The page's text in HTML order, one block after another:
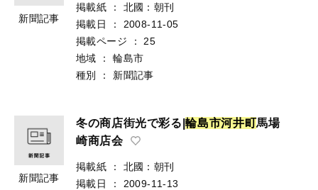
新聞記事
掲載紙 ：
北國：朝刊
掲載日
：
2008-11-05
掲載ページ
：
25
地域
：
輪島市
種別
： 新聞記事
新聞記事
冬の商店街光で彩る|輪島市河井町馬場
崎商店会
掲載紙 ：
北國：朝刊
掲載日
：
2009-11-13